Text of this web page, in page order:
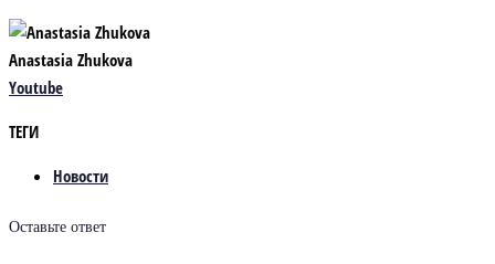
Anastasia Zhukova
Youtube
ТЕГИ
Новости
Оставьте ответ